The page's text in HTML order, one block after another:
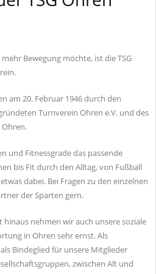
Bewegung möchte, ist die TSG
am 20. Februar 1946 durch den
Turnverein Ohren e.V. und des
und Fitnessgrade das passende
bis Fit durch den Alltag, von Fußball
dabei. Bei Fragen zu den einzelnen
der Sparten gern.
hinaus nehmen wir auch unsere soziale
in Ohren sehr ernst. Als
Bindeglied für unsere Mitglieder
zwischen Alt und